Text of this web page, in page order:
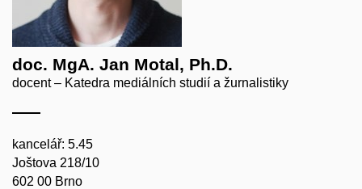
doc. MgA. Jan Motal, Ph.D.
docent – Katedra mediálních studií a žurnalistiky
kancelář: 5.45
Joštova 218/10
602 00 Brno